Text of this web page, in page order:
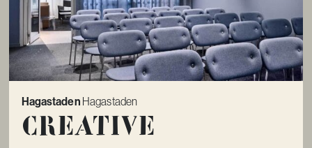
Hagastaden Hagastaden
Creative